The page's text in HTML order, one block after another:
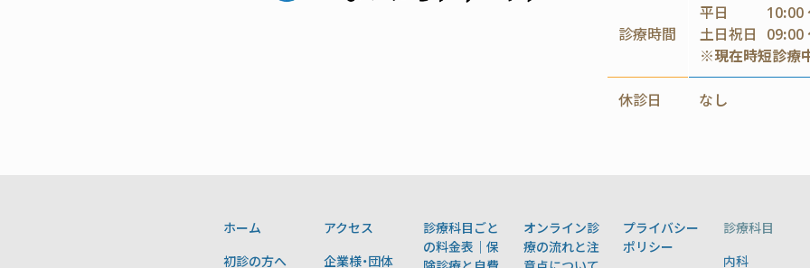
診療時間
平日
10:00
土日祝日 09:00
※現在時短診療
休診日 なし
ホーム
初診の方へ
アクセス
企業様・団体
診療科目ごと
の料金表｜保
オンライン診
療の流れと注
プライバシー
ポリシー
診療科目
内科